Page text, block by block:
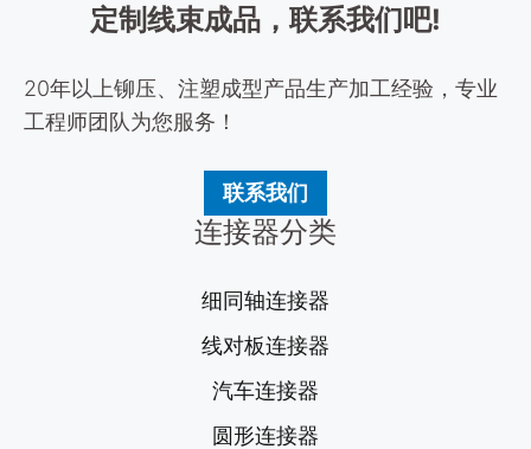
定制线束成品，联系我们吧!
20年以上铆压、注塑成型产品生产加工经验，专业
工程师团队为您服务！
联系我们
连接器分类
细同轴连接器
线对板连接器
汽车连接器
圆形连接器